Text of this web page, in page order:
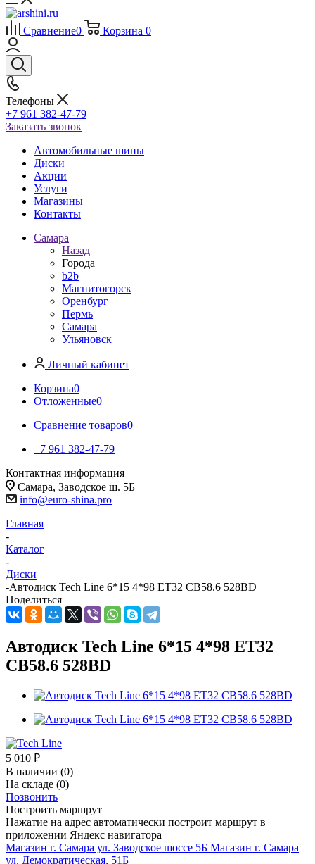
Сравнение0 Корзина 0
Телефоны
+7 961 382-47-79
Заказать звонок
Автомобильные шины
Диски
Акции
Услуги
Магазины
Контакты
Самара
Назад
Города
b2b
Магнитогорск
Оренбург
Пермь
Самара
Ульяновск
Личный кабинет
Корзина0
Отложенные0
Сравнение товаров0
+7 961 382-47-79
Контактная информация
Самара, Заводское ш. 5Б
info@euro-shina.pro
Главная
-
Каталог
-
Диски
-Автодиск Tech Line 6*15 4*98 ET32 CB58.6 528BD
Поделиться
Автодиск Tech Line 6*15 4*98 ET32
CB58.6 528BD
5 010 ₽
В наличии (0)
На складе (0)
Позвонить
Построить маршрут
Нажатие на адрес автоматически построит маршрут в
приложении Яндекс навигатора
Магазин г. Самара ул. Заводское шоссе 5Б Магазин г. Самара
ул. Демократическая, 51Б